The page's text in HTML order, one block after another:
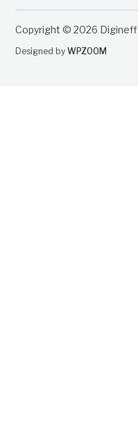
Copyright © 2026 Digineff
Designed byWPZOOM